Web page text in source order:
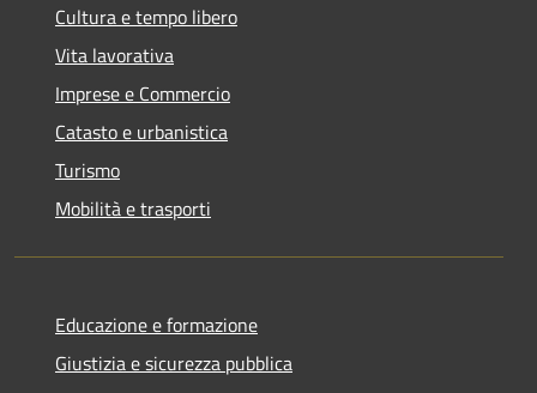
Cultura e tempo libero
Vita lavorativa
Imprese e Commercio
Catasto e urbanistica
Turismo
Mobilità e trasporti
Educazione e formazione
Giustizia e sicurezza pubblica